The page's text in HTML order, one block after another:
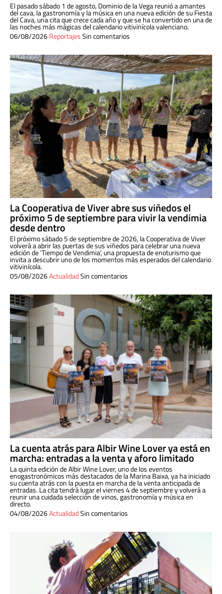
El pasado sábado 1 de agosto, Dominio de la Vega reunió a amantes
del cava, la gastronomía y la música en una nueva edición de su Fiesta
del Cava, una cita que crece cada año y que se ha convertido en una de
las noches más mágicas del calendario vitivinícola valenciano.
06/08/2026ReportajesSin comentarios
La Cooperativa de Viver abre sus viñedos el
próximo 5 de septiembre para vivir la vendimia
desde dentro
El próximo sábado 5 de septiembre de 2026, la Cooperativa de Viver
volverá a abrir las puertas de sus viñedos para celebrar una nueva
edición de ‘Tiempo de Vendimia’, una propuesta de enoturismo que
invita a descubrir uno de los momentos más esperados del calendario
vitivinícola.
05/08/2026ActualidadSin comentarios
La cuenta atrás para Albir Wine Lover ya está en
marcha: entradas a la venta y aforo limitado
La quinta edición de Albir Wine Lover, uno de los eventos
enogastronómicos más destacados de la Marina Baixa, ya ha iniciado
su cuenta atrás con la puesta en marcha de la venta anticipada de
entradas. La cita tendrá lugar el viernes 4 de septiembre y volverá a
reunir una cuidada selección de vinos, gastronomía y música en
directo.
04/08/2026ActualidadSin comentarios